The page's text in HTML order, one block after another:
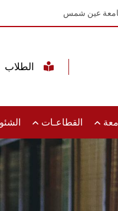
عين شمس
القطاعـات